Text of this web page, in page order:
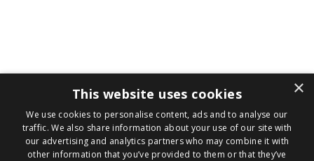
×
This website uses cookies
We use cookies to personalise content, ads and to analyse our
traffic. We also share information about your use of our site with
our advertising and analytics partners who may combine it with
other information that you’ve provided to them or that they’ve